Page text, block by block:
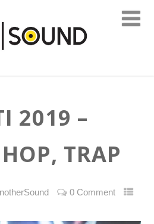
2019 –
TRAP
0 Comment